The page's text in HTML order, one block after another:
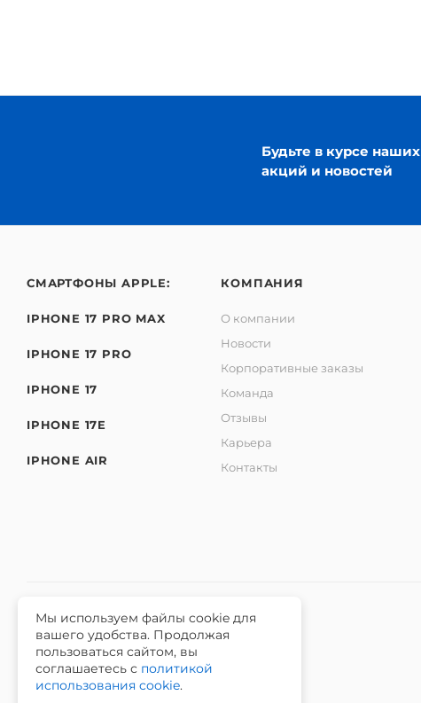
Будьте в курсе наших
акций и новостей
СМАРТФОНЫ APPLE:
IPHONE 17 PRO MAX
IPHONE 17 PRO
IPHONE 17
IPHONE 17E
IPHONE AIR
КОМПАНИЯ
О компании
Новости
Корпоративные заказы
Команда
Отзывы
Карьера
Контакты
2026 © Интернет-магазин iЧехол.
ИНН 631911014100 ОГРНИП 315631300089311
Мы используем файлы cookie для
вашего удобства. Продолжая
пользоваться сайтом, вы
соглашаетесь с политикой
использования cookie.